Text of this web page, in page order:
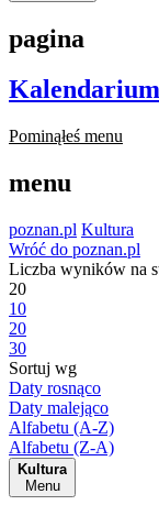
pagina
Kalendarium
Pominąłeś menu
menu
poznan.pl Kultura
Wróć do poznan.pl
Liczba wyników na
20
10
20
30
Sortuj wg
Daty rosnąco
Daty malejąco
Alfabetu (A-Z)
Alfabetu (Z-A)
Kultura
Menu